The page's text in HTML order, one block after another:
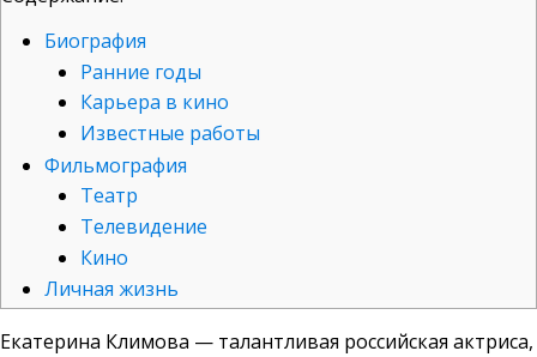
Биография
Ранние годы
Карьера в кино
Известные работы
Фильмография
Театр
Телевидение
Кино
Личная жизнь
Екатерина Климова — талантливая российская актриса,